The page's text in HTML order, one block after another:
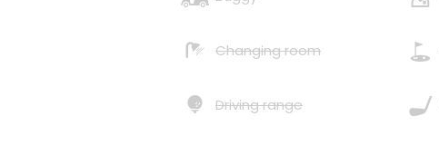
Changing room
Driving range